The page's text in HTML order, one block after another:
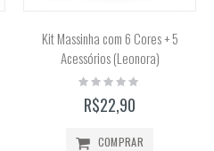
Kit Massinha com 6 Cores + 5
Acessórios (Leonora)
Rating:
0%
R$22,90
COMPRAR